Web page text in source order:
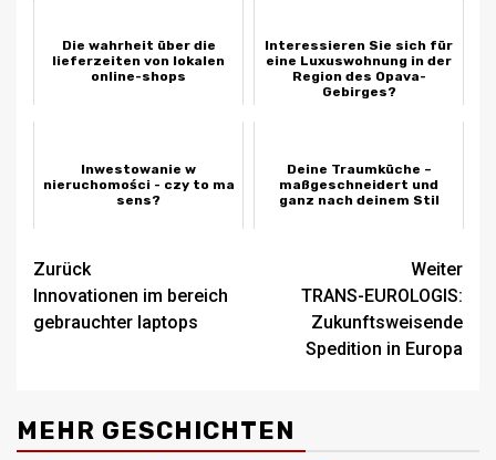
Die wahrheit über die
lieferzeiten von lokalen
online-shops
Interessieren Sie sich für
eine Luxuswohnung in der
Region des Opava-
Gebirges?
Inwestowanie w
nieruchomości - czy to ma
sens?
Deine Traumküche –
maßgeschneidert und
ganz nach deinem Stil
Beitragsnavigation
Zurück
Innovationen im bereich
gebrauchter laptops
Weiter
TRANS-EUROLOGIS:
Zukunftsweisende
Spedition in Europa
MEHR GESCHICHTEN